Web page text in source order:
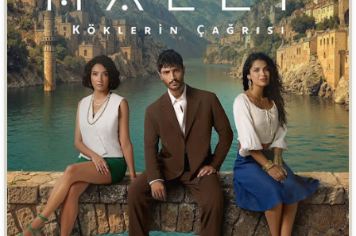
Основанное нареальных
событиях
Параллельные миры
ПереводГоблина ПереводКубик в Кубе
Перевод Кураж-Бамбей Пеплум
Подростковаяжестокость Постапокалипсис
Про акул
Про апокалипсис Про богатых
Про богов Про вампиров
Про ведьм Про викингов